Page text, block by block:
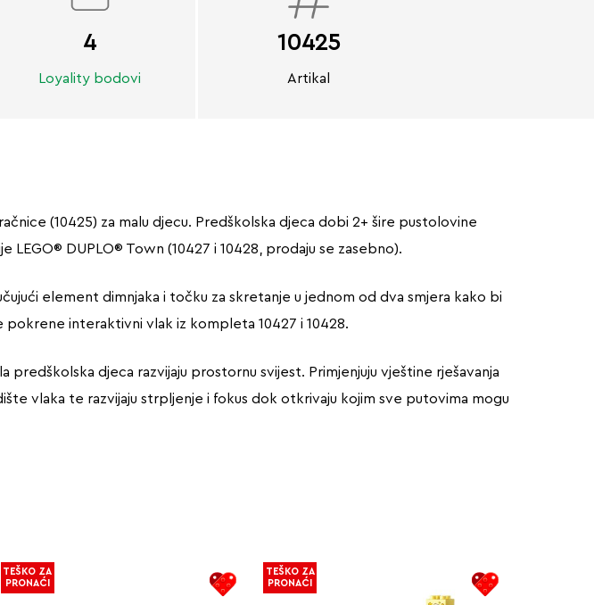
4
Loyality bodovi
10425
Artikal
(10425) za malu djecu. Predškolska djeca dobi 2+ šire pustolovine
DUPLO® Town (10427 i 10428, prodaju se zasebno).
element dimnjaka i točku za skretanje u jednom od dva smjera kako bi
interaktivni vlak iz kompleta 10427 i 10428.
djeca razvijaju prostornu svijest. Primjenjuju vještine rješavanja
vlaka te razvijaju strpljenje i fokus dok otkrivaju kojim sve putovima mogu
TEŠKO ZA
PRONAĆI
TEŠKO ZA
PRONAĆI